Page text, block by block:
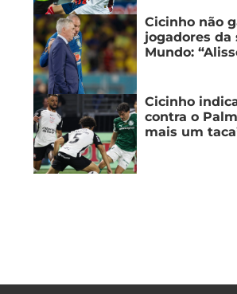
Cicinho não
jogadores da
Mundo:
Cicinho
contra o
mais um